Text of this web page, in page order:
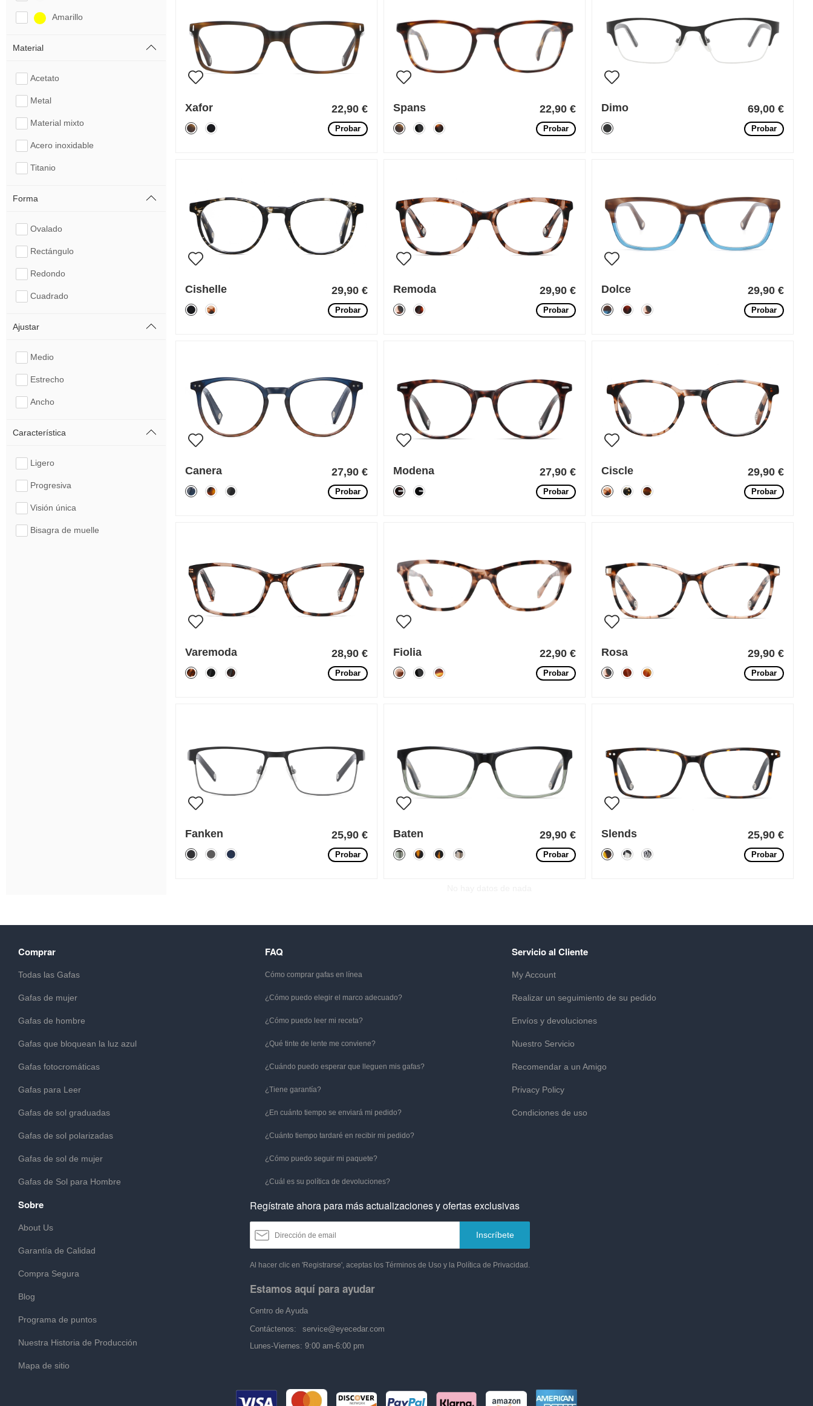
Amarillo
Material
Acetato
Metal
Material mixto
Acero inoxidable
Titanio
Forma
Ovalado
Rectángulo
Redondo
Cuadrado
Ajustar
Medio
Estrecho
Ancho
Característica
Ligero
Progresiva
Visión única
Bisagra de muelle
Xafor 22,90 €
Probar
Spans 22,90 €
Probar
Dimo 69,00 €
Probar
Cishelle 29,90 €
Probar
Remoda 29,90 €
Probar
Dolce 29,90 €
Probar
Canera 27,90 €
Probar
Modena 27,90 €
Probar
Ciscle 29,90 €
Probar
Varemoda 28,90 €
Probar
Fiolia 22,90 €
Probar
Rosa 29,90 €
Probar
Fanken 25,90 €
Probar
Baten 29,90 €
Probar
Slends 25,90 €
Probar
Comprar
Todas las Gafas
Gafas de mujer
Gafas de hombre
Gafas que bloquean la luz azul
Gafas fotocromáticas
Gafas para Leer
Gafas de sol graduadas
Gafas de sol polarizadas
Gafas de sol de mujer
Gafas de Sol para Hombre
FAQ
Cómo comprar gafas en línea
¿Cómo puedo elegir el marco adecuado?
¿Cómo puedo leer mi receta?
¿Qué tinte de lente me conviene?
¿Cuándo puedo esperar que lleguen mis gafas?
¿Tiene garantía?
¿En cuánto tiempo se enviará mi pedido?
¿Cuánto tiempo tardaré en recibir mi pedido?
¿Cómo puedo seguir mi paquete?
¿Cuál es su política de devoluciones?
Servicio al Cliente
My Account
Realizar un seguimiento de su pedido
Envíos y devoluciones
Nuestro Servicio
Recomendar a un Amigo
Privacy Policy
Condiciones de uso
Sobre
About Us
Garantía de Calidad
Compra Segura
Blog
Programa de puntos
Nuestra Historia de Producción
Mapa de sitio
Regístrate ahora para más actualizaciones y ofertas exclusivas
Inscríbete
Al hacer clic en 'Registrarse', aceptas los Términos de Uso y la Política de Privacidad.
Estamos aquí para ayudar
Centro de Ayuda
Contáctenos:
service@eyecedar.com
Lunes-Viernes: 9:00 am-6:00 pm